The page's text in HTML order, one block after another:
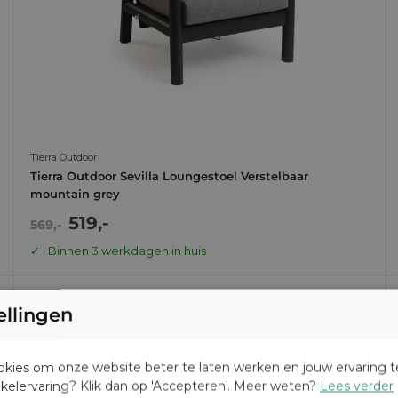
Tierra Outdoor
Tierra Outdoor Sevilla Loungestoel Verstelbaar
mountain grey
Normale
prijs
569,- Actie
prijs
519,-
Binnen 3 werkdagen in huis
om onze website beter te laten werken en jouw ervaring
Klik dan op 'Accepteren'. Meer weten? Lees verder